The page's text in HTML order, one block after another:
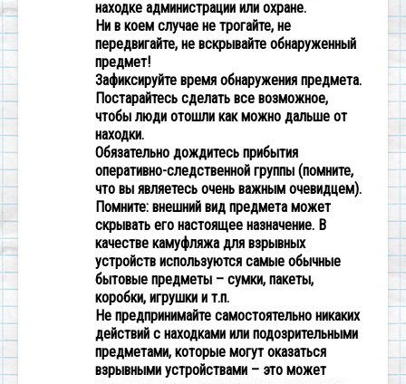
находке администрации или охране.
Ни в коем случае не трогайте, не
передвигайте, не вскрывайте обнаруженный
предмет!
Зафиксируйте время обнаружения предмета.
Постарайтесь сделать все возможное,
чтобы люди отошли как можно дальше от
находки.
Обязательно дождитесь прибытия
оперативно-следственной группы (помните,
что вы являетесь очень важным очевидцем).
Помните: внешний вид предмета может
скрывать его настоящее назначение. В
качестве камуфляжа для взрывных
устройств используются самые обычные
бытовые предметы – сумки, пакеты,
коробки, игрушки и т.п.
Не предпринимайте самостоятельно никаких
действий с находками или подозрительными
предметами, которые могут оказаться
взрывными устройствами – это может